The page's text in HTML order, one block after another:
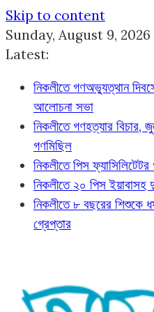
Skip to content
Sunday, August 9, 2026
Latest:
নিকলীতে গণঅভ্যুত্থান
আলোচনা সভা
নিকলীতে গণহত্যার বিচার,
গণমিছিল
নিকলীতে পিস
নিকলীতে ২০ পিস
নিকলীতে ৮ বছরের শিশুকে
গ্রেপ্তার